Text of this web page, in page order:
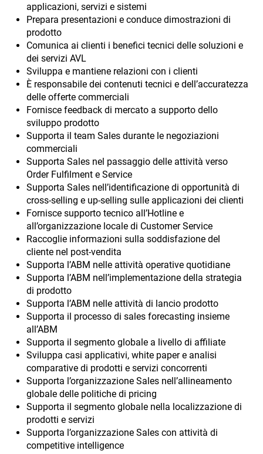
applicazioni, servizi e sistemi
Prepara presentazioni e conduce dimostrazioni di
prodotto
Comunica ai clienti i benefici tecnici delle soluzioni e
dei servizi AVL
Sviluppa e mantiene relazioni con i clienti
È responsabile dei contenuti tecnici e dell’accuratezza
delle offerte commerciali
Fornisce feedback di mercato a supporto dello
sviluppo prodotto
Supporta il team Sales durante le negoziazioni
commerciali
Supporta Sales nel passaggio delle attività verso
Order Fulfilment e Service
Supporta Sales nell’identificazione di opportunità di
cross-selling e up-selling sulle applicazioni dei clienti
Fornisce supporto tecnico all’Hotline e
all’organizzazione locale di Customer Service
Raccoglie informazioni sulla soddisfazione del
cliente nel post-vendita
Supporta l’ABM nelle attività operative quotidiane
Supporta l’ABM nell’implementazione della strategia
di prodotto
Supporta l’ABM nelle attività di lancio prodotto
Supporta il processo di sales forecasting insieme
all’ABM
Supporta il segmento globale a livello di affiliate
Sviluppa casi applicativi, white paper e analisi
comparative di prodotti e servizi concorrenti
Supporta l’organizzazione Sales nell’allineamento
globale delle politiche di pricing
Supporta il segmento globale nella localizzazione di
prodotti e servizi
Supporta l’organizzazione Sales con attività di
competitive intelligence